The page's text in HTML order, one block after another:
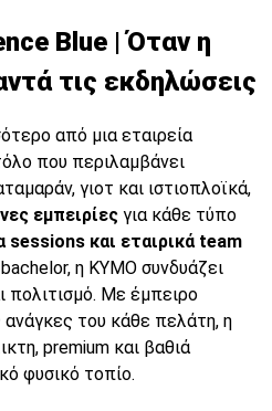
Blue | Όταν η
τις εκδηλώσεις
από μια εταιρεία
που περιλαμβάνει
γιοτ και ιστιοπλοϊκά,
εμπειρίες για κάθε τύπο
sessions και εταιρικά team
η KYMO συνδυάζει
πολιτισμό. Με έμπειρο
του κάθε πελάτη, η
premium και βαθιά
φυσικό τοπίο.